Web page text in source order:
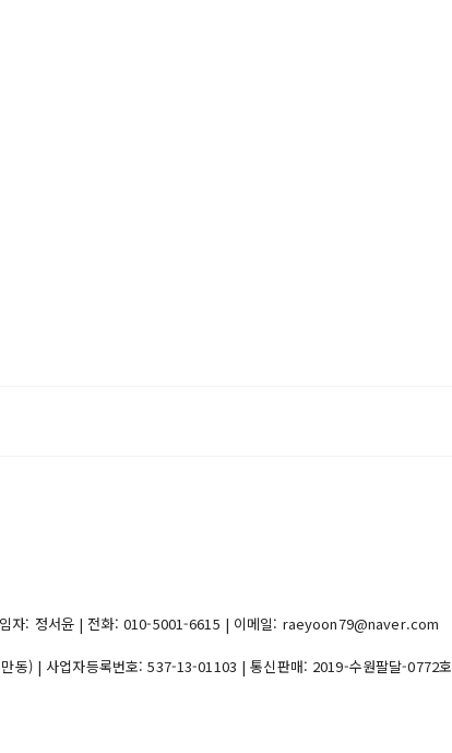
자: 정서윤 | 전화: 010-5001-6615 | 이메일: raeyoon79@naver.com
동) | 사업자등록번호:537-13-01103 | 통신판매: 2019-수원팔달-0772호